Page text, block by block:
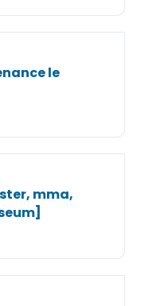
le
mma,